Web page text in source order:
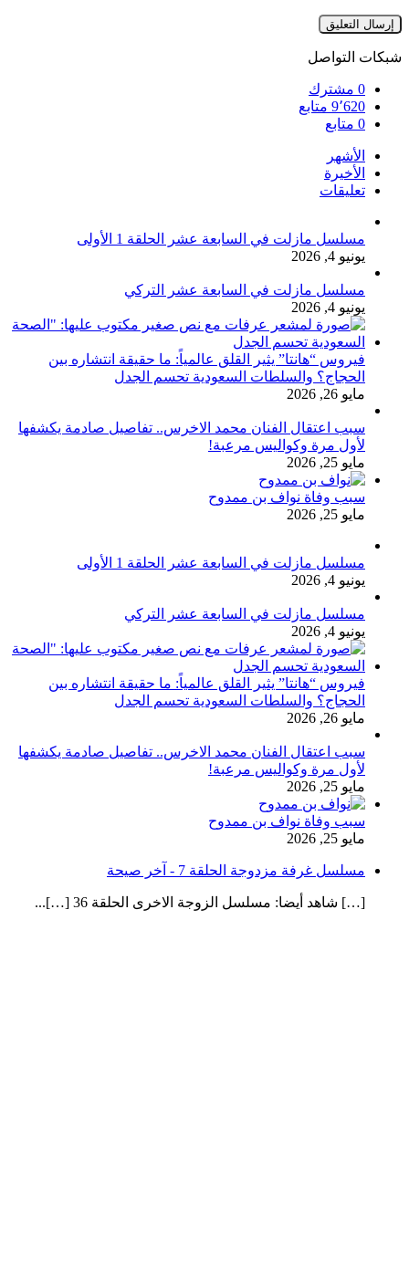
شبكات التواصل
0 مشترك
9٬620 متابع
0 متابع
الأشهر
الأخيرة
تعليقات
مسلسل مازلت في السابعة عشر الحلقة 1 الأولى
يونيو 4, 2026
مسلسل مازلت في السابعة عشر التركي
يونيو 4, 2026
فيروس “هانتا” يثير القلق عالمياً: ما حقيقة انتشاره بين
الحجاج؟ والسلطات السعودية تحسم الجدل
مايو 26, 2026
سبب اعتقال الفنان محمد الاخرس.. تفاصيل صادمة يكشفها
لأول مرة وكواليس مرعبة!
مايو 25, 2026
سبب وفاة نواف بن ممدوح
مايو 25, 2026
مسلسل مازلت في السابعة عشر الحلقة 1 الأولى
يونيو 4, 2026
مسلسل مازلت في السابعة عشر التركي
يونيو 4, 2026
فيروس “هانتا” يثير القلق عالمياً: ما حقيقة انتشاره بين
الحجاج؟ والسلطات السعودية تحسم الجدل
مايو 26, 2026
سبب اعتقال الفنان محمد الاخرس.. تفاصيل صادمة يكشفها
لأول مرة وكواليس مرعبة!
مايو 25, 2026
سبب وفاة نواف بن ممدوح
مايو 25, 2026
مسلسل غرفة مزدوجة الحلقة 7 - آخر صيحة
[…] شاهد أيضا: مسلسل الزوجة الاخرى الحلقة 36 […]...